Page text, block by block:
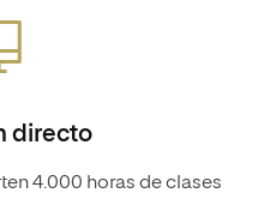
directo
4.000 horas de clases